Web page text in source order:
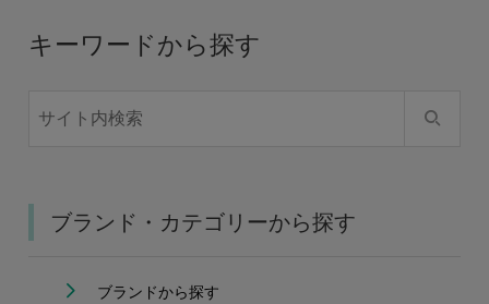
キーワードから探す
ブランド・カテゴリーから探す
ブランドから探す